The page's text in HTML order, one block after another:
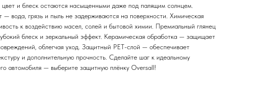
и блеск остаются насыщенными даже под палящим солнцем.
— вода, грязь и пыль не задерживаются на поверхности. Химическая
к воздействию масел, солей и бытовой химии. Премиальный глянец
блеск и зеркальный эффект. Керамическая обработка — защищает
облегчая уход. Защитный PET-слой — обеспечивает
и дополнительную прочность. Сделайте шаг к идеальному
автомобиля — выберите защитную плёнку Oversall!